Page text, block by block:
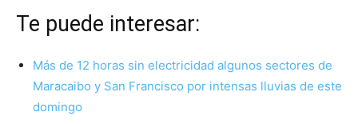
Te puede interesar:
Más de 12 horas sin electricidad algunos sectores de
Maracaibo y San Francisco por intensas lluvias de este
domingo